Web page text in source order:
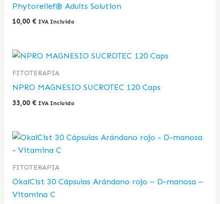
Phytorelief® Adults Solution
10,00 € IVA Incluido
FITOTERAPIA
NPRO MAGNESIO SUCROTEC 120 Caps
33,00 € IVA Incluido
FITOTERAPIA
OkalCist 30 Cápsulas Arándano rojo – D-manosa –
Vitamina C